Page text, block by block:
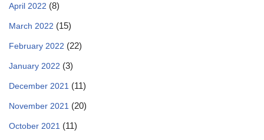
April 2022 (8)
March 2022 (15)
February 2022 (22)
January 2022 (3)
December 2021 (11)
November 2021 (20)
October 2021 (11)